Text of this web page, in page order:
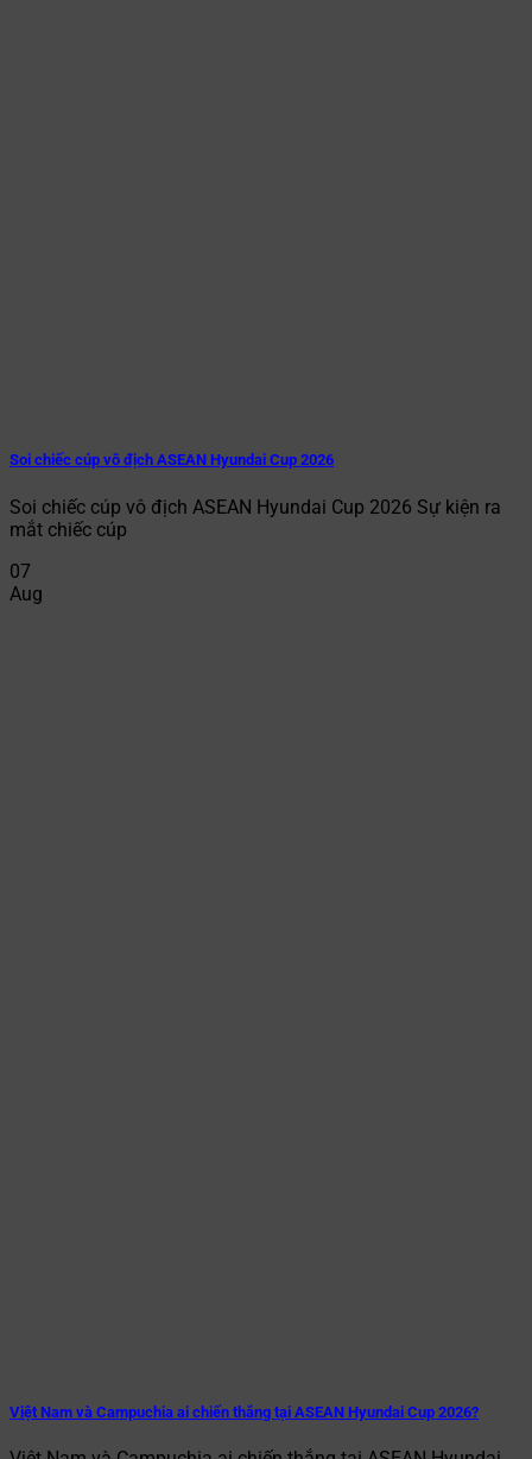
Soi chiếc cúp vô địch ASEAN Hyundai Cup 2026
Soi chiếc cúp vô địch ASEAN Hyundai Cup 2026 Sự kiện ra
mắt chiếc cúp
07
Aug
Việt Nam và Campuchia ai chiến thắng tại ASEAN Hyundai Cup 2026?